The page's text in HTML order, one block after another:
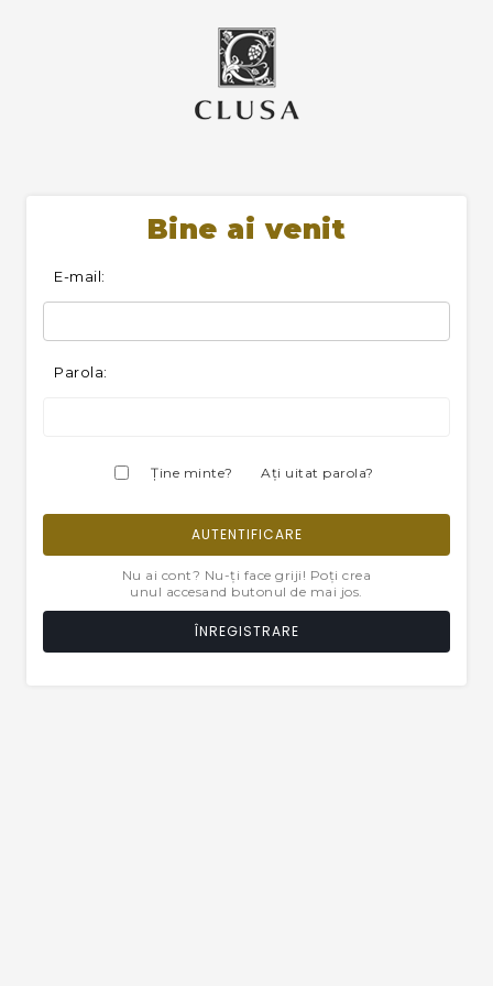
Bine ai venit
E-mail:
Parola:
Ţine minte? Aţi uitat parola?
AUTENTIFICARE
Nu ai cont? Nu-ți face griji! Poți crea
unul accesand butonul de mai jos.
ÎNREGISTRARE